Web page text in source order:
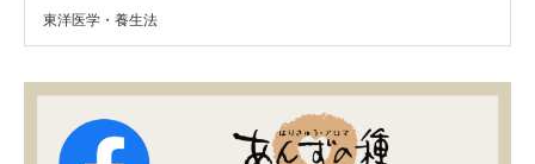
東洋医学・養生法